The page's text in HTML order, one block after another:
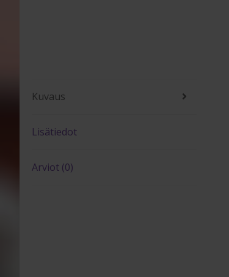
Kuvaus
Lisätiedot
Arviot (0)